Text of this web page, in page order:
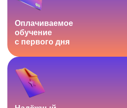
Оплачиваемое
обучение
с первого дня